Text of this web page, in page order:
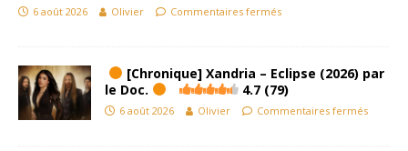
6 août 2026 Olivier Commentaires fermés
[Chronique] Xandria – Eclipse (2026) par
le Doc.
4.7 (79)
6 août 2026 Olivier Commentaires fermés